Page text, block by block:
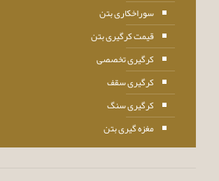
سوراخکاری بتن
قیمت کرگیری بتن
کرگیری تخصصی
کرگیری سقف
کرگیری سنگ
مغزه گیری بتن